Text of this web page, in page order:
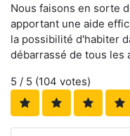
Nous faisons en sorte
apportant une aide
la possibilité d'habiter
débarrassé de tous les
5 / 5 (104 votes)